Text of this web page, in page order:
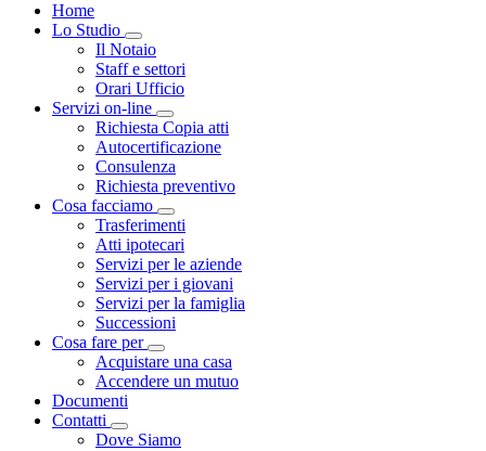
Home
Lo Studio
Toggle Dropdown
Il Notaio
Staff e settori
Orari Ufficio
Servizi on-line
Toggle Dropdown
Richiesta Copia atti
Autocertificazione
Consulenza
Richiesta preventivo
Cosa facciamo
Toggle Dropdown
Trasferimenti
Atti ipotecari
Servizi per le aziende
Servizi per i giovani
Servizi per la famiglia
Successioni
Cosa fare per
Toggle Dropdown
Acquistare una casa
Accendere un mutuo
Documenti
Contatti
Toggle Dropdown
Dove Siamo